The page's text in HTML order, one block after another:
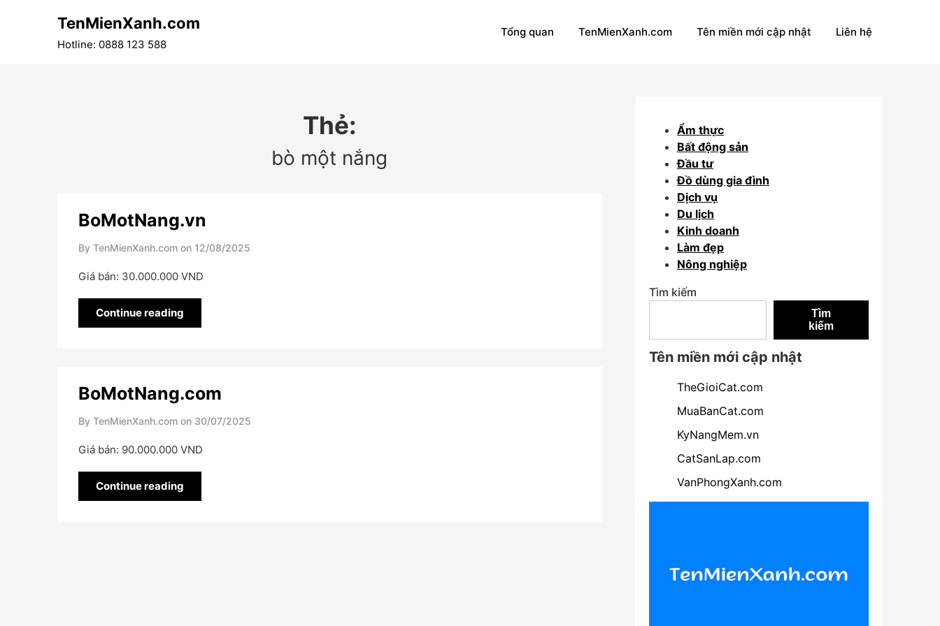
TenMienXanh.com
Hotline: 0888 123 588
Tổng quan TenMienXanh.com Tên miền mới cập nhật Liên hệ
Thẻ:
bò một nắng
BoMotNang.vn
By TenMienXanh.com on 12/08/2025
Giá bán: 30.000.000 VND
Continue reading
BoMotNang.com
By TenMienXanh.com on 30/07/2025
Giá bán: 90.000.000 VND
Continue reading
Ẩm thực
Bất động sản
Đầu tư
Đồ dùng gia đình
Dịch vụ
Du lịch
Kinh doanh
Làm đẹp
Nông nghiệp
Tìm kiếm
Tìm
kiếm
Tên miền mới cập nhật
TheGioiCat.com
MuaBanCat.com
KyNangMem.vn
CatSanLap.com
VanPhongXanh.com